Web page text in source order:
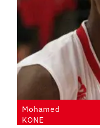
Mohamed
KONE